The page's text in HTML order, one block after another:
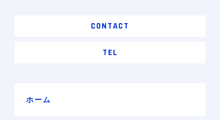
CONTACT
TEL
ホーム